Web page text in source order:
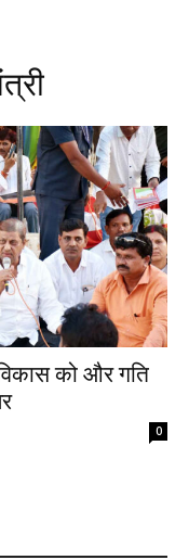
को और गति
0